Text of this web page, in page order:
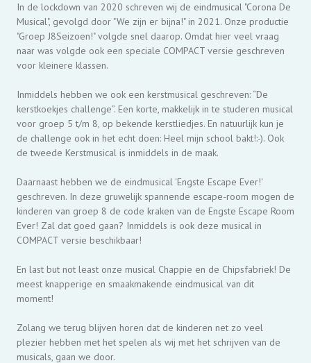
In de lockdown van 2020 schreven wij de eindmusical "Corona De
Musical", gevolgd door "We zijn er bijna!" in 2021. Onze productie
"Groep J8Seizoen!" volgde snel daarop. Omdat hier veel vraag
naar was volgde ook een speciale COMPACT versie geschreven
voor kleinere klassen.
Inmiddels hebben we ook een kerstmusical geschreven: “De
kerstkoekjes challenge”. Een korte, makkelijk in te studeren musical
voor groep 5 t/m 8, op bekende kerstliedjes. En natuurlijk kun je
de challenge ook in het echt doen: Heel mijn school bakt!:-). Ook
de tweede Kerstmusical is inmiddels in de maak.
Daarnaast hebben we de eindmusical 'Engste Escape Ever!'
geschreven. In deze gruwelijk spannende escape-room mogen de
kinderen van groep 8 de code kraken van de Engste Escape Room
Ever! Zal dat goed gaan? Inmiddels is ook deze musical in
COMPACT versie beschikbaar!
En last but not least onze musical Chappie en de Chipsfabriek! De
meest knapperige en smaakmakende eindmusical van dit
moment!
Zolang we terug blijven horen dat de kinderen net zo veel
plezier hebben met het spelen als wij met het schrijven van de
musicals, gaan we door.